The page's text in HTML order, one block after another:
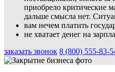
приобрело критические
дальше смысла нет.
вам нечем платить
не хватает денег на
заказать звонок 8 (800) 555-83-